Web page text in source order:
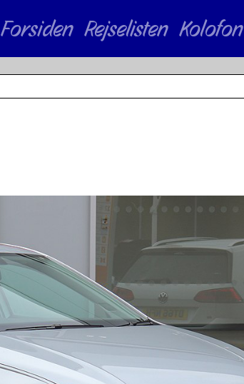
Forsiden Rejselisten Kolofon